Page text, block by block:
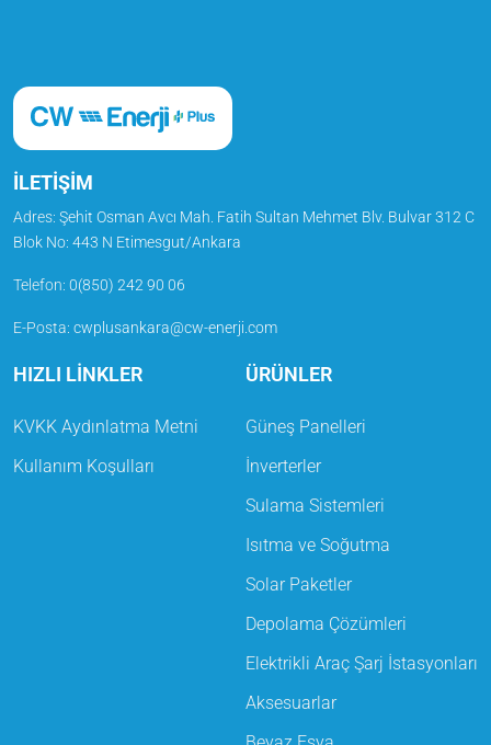
İLETİŞİM
Adres: Şehit Osman Avcı Mah. Fatih Sultan Mehmet Blv. Bulvar 312 C
Blok No: 443 N Etimesgut/Ankara
Telefon: 0(850) 242 90 06
E-Posta: cwplusankara@cw-enerji.com
HIZLI LİNKLER
KVKK Aydınlatma Metni
Kullanım Koşulları
ÜRÜNLER
Güneş Panelleri
İnverterler
Sulama Sistemleri
Isıtma ve Soğutma
Solar Paketler
Depolama Çözümleri
Elektrikli Araç Şarj İstasyonları
Aksesuarlar